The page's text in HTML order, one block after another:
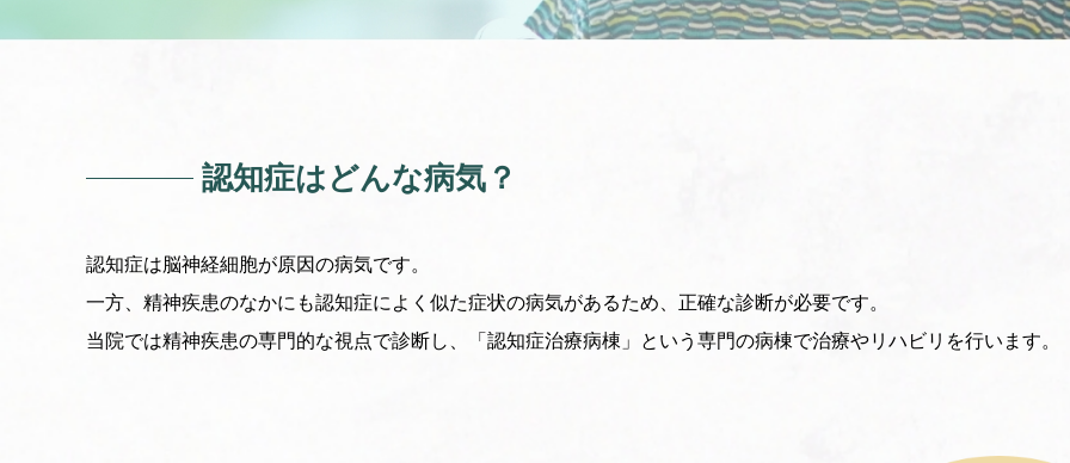
認知症はどんな病気？
認知症は脳神経細胞が原因の病気です。
一方、精神疾患のなかにも認知症によく似た症状の病気があるため、正確な診断が必要です。
当院では精神疾患の専門的な視点で診断し、「認知症治療病棟」という専門の病棟で治療やリハビリを行います。